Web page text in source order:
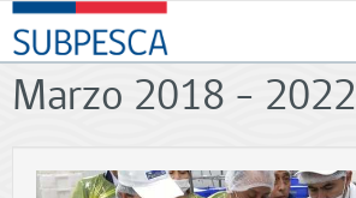
Contenido
principal
SUBPESCA
-
Subsecretaría
de
Acuicultura
Marzo 2018 - 2022